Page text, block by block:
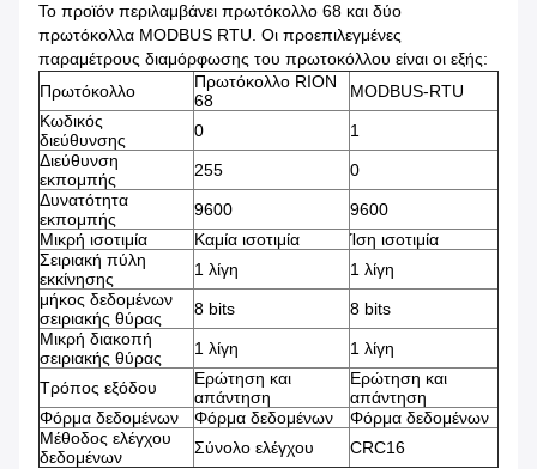
Το προϊόν περιλαμβάνει πρωτόκολλο 68 και δύο
πρωτόκολλα MODBUS RTU. Οι προεπιλεγμένες
παραμέτρους διαμόρφωσης του πρωτοκόλλου είναι οι εξής:
Πρωτόκολλο
Πρωτόκολλο RION
68
MODBUS-RTU
Κωδικός
διεύθυνσης
0
1
Διεύθυνση
εκπομπής
255
0
Δυνατότητα
εκπομπής
9600
9600
Μικρή ισοτιμία
Καμία ισοτιμία
Ίση ισοτιμία
Σειριακή πύλη
εκκίνησης
1 λίγη
1 λίγη
μήκος δεδομένων
σειριακής θύρας
8 bits
8 bits
Μικρή διακοπή
σειριακής θύρας
1 λίγη 1 λίγη
Τρόπος εξόδου
Ερώτηση και
απάντηση
Ερώτηση και
απάντηση
Φόρμα δεδομένων
Φόρμα δεδομένων
Φόρμα δεδομένων
Μέθοδος ελέγχου
δεδομένων
Σύνολο ελέγχου
CRC16